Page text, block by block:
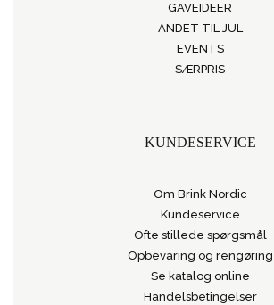
GAVEIDEER
ANDET TIL JUL
EVENTS
SÆRPRIS
KUNDESERVICE
Om Brink Nordic
Kundeservice
Ofte stillede spørgsmål
Opbevaring og rengøring
Se katalog online
Handelsbetingelser